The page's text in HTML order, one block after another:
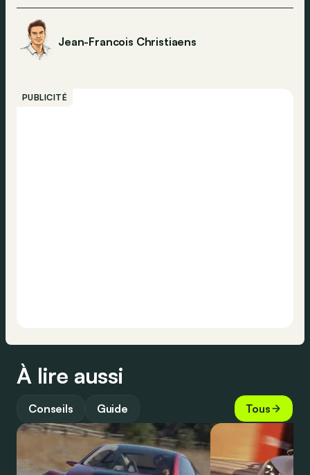
Jean-Francois Christiaens
PUBLICITÉ
À lire aussi
Conseils Guide Tous